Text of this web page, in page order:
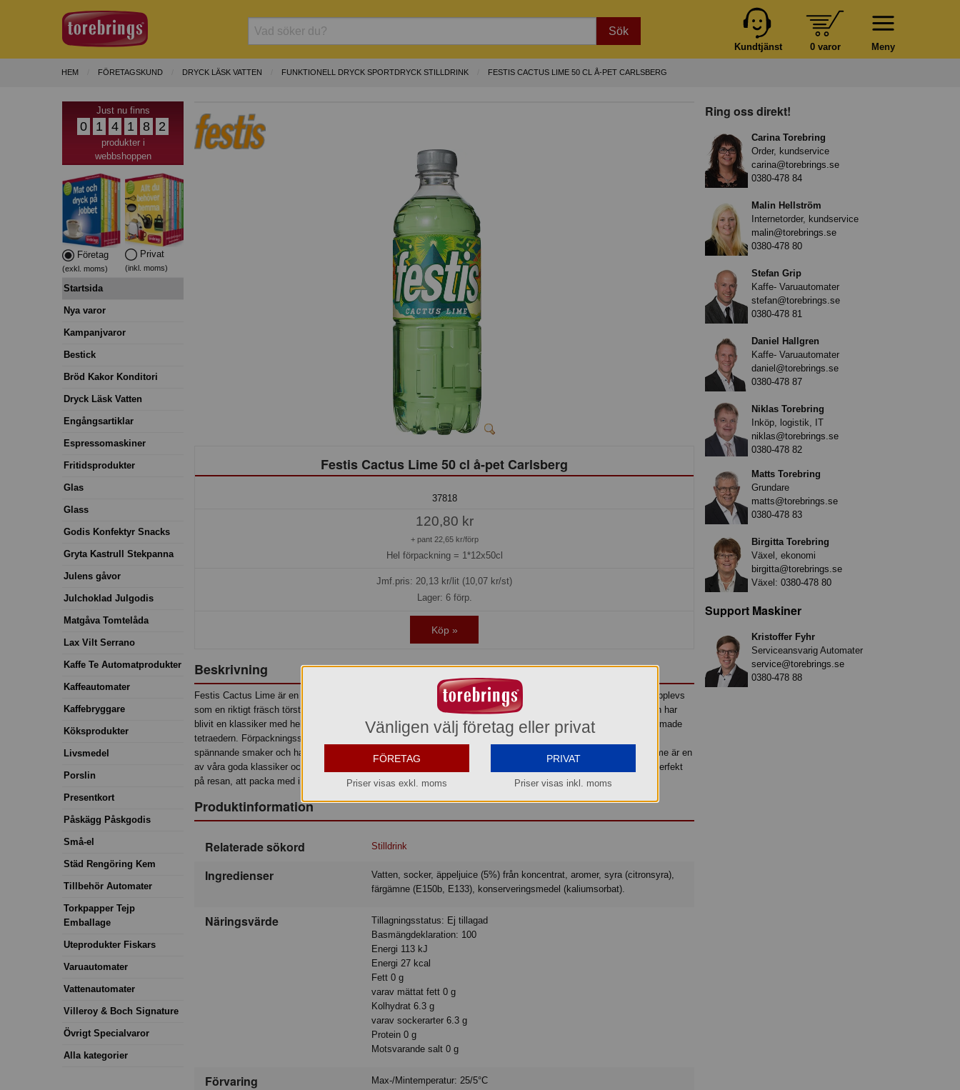
Sök
Meny
0 varor
Kundtjänst
HEM FÖRETAGSKUND DRYCK LÄSK VATTEN FUNKTIONELL DRYCK SPORTDRYCK STILLDRINK FESTIS CACTUS LIME 50 CL Å-PET CARLSBERG
Just nu finns
0 1 4 1 8 2
produkter i
webbshoppen
Företag
(exkl. moms)
Privat
(inkl. moms)
Startsida
Nya varor
Kampanjvaror
Bestick
Bröd Kakor Konditori
Dryck Läsk Vatten
Engångsartiklar
Espressomaskiner
Fritidsprodukter
Glas
Glass
Godis Konfektyr Snacks
Gryta Kastrull Stekpanna
Julens gåvor
Julchoklad Julgodis
Matgåva Tomtelåda
Lax Vilt Serrano
Kaffe Te Automatprodukter
Kaffeautomater
Kaffebryggare
Köksprodukter
Livsmedel
Porslin
Presentkort
Påskägg Påskgodis
Små-el
Städ Rengöring Kem
Tillbehör Automater
Torkpapper Tejp
Emballage
Uteprodukter Fiskars
Varuautomater
Vattenautomater
Villeroy & Boch Signature
Övrigt Specialvaror
Alla kategorier
Festis Cactus Lime 50 cl å-pet Carlsberg
37818
120,80 kr
+ pant 22,65 kr/förp
Hel förpackning = 1*12x50cl
Jmf.pris: 20,13 kr/lit (10,07 kr/st)
Lager: 6 förp.
Köp »
Beskrivning
Festis Cactus Lime är en populär svensk fruktdryck med smak av kaktus och lime. Den har ingen kolsyra och upplevs
som en riktigt fräsch törstsläckare! Festis var Sveriges första stilldrink och finns i många spännande smaker och har
blivit en klassiker med hela svenska folket sedan lanseringen 1961 då den lanserades i den klassiskt pyramidformade
tetraedern. Förpackningsstorleken var då 19 cl och priset vid lanseringen var 33 öre styck. Festis finns i många
spännande smaker och har blivit en klassiker med hela svenska folket sedan lanseringen 1961. Festis cactus lime är en
av våra goda klassiker och ska njutas väl kyld när helst du vill ha något törstsläckande. Festis Cactus Lime är perfekt
på resan, att packa med i picknickkorgen, på kalaset eller när du är på språng!
Produktinformation
Relaterade sökord Stilldrink
Ingredienser
Vatten, socker, äppeljuice (5%) från koncentrat, aromer, syra (citronsyra),
färgämne (E150b, E133), konserveringsmedel (kaliumsorbat).
Näringsvärde
Tillagningsstatus: Ej tillagad
Basmängdeklaration: 100
Energi 113 kJ
Energi 27 kcal
Fett 0 g
varav mättat fett 0 g
Kolhydrat 6.3 g
varav sockerarter 6.3 g
Protein 0 g
Motsvarande salt 0 g
Förvaring Max-/Mintemperatur: 25/5°C
Ring oss direkt!
Carina Torebring
Order, kundservice
carina@torebrings.se
0380-478 84
Malin Hellström
Internetorder, kundservice
malin@torebrings.se
0380-478 80
Stefan Grip
Kaffe- Varuautomater
stefan@torebrings.se
0380-478 81
Daniel Hallgren
Kaffe- Varuautomater
daniel@torebrings.se
0380-478 87
Niklas Torebring
Inköp, logistik, IT
niklas@torebrings.se
0380-478 82
Matts Torebring
Grundare
matts@torebrings.se
0380-478 83
Birgitta Torebring
Växel, ekonomi
birgitta@torebrings.se
Växel: 0380-478 80
Support Maskiner
Kristoffer Fyhr
Serviceansvarig Automater
service@torebrings.se
0380-478 88
Vänligen välj företag eller privat
FÖRETAG
Priser visas exkl. moms
PRIVAT
Priser visas inkl. moms